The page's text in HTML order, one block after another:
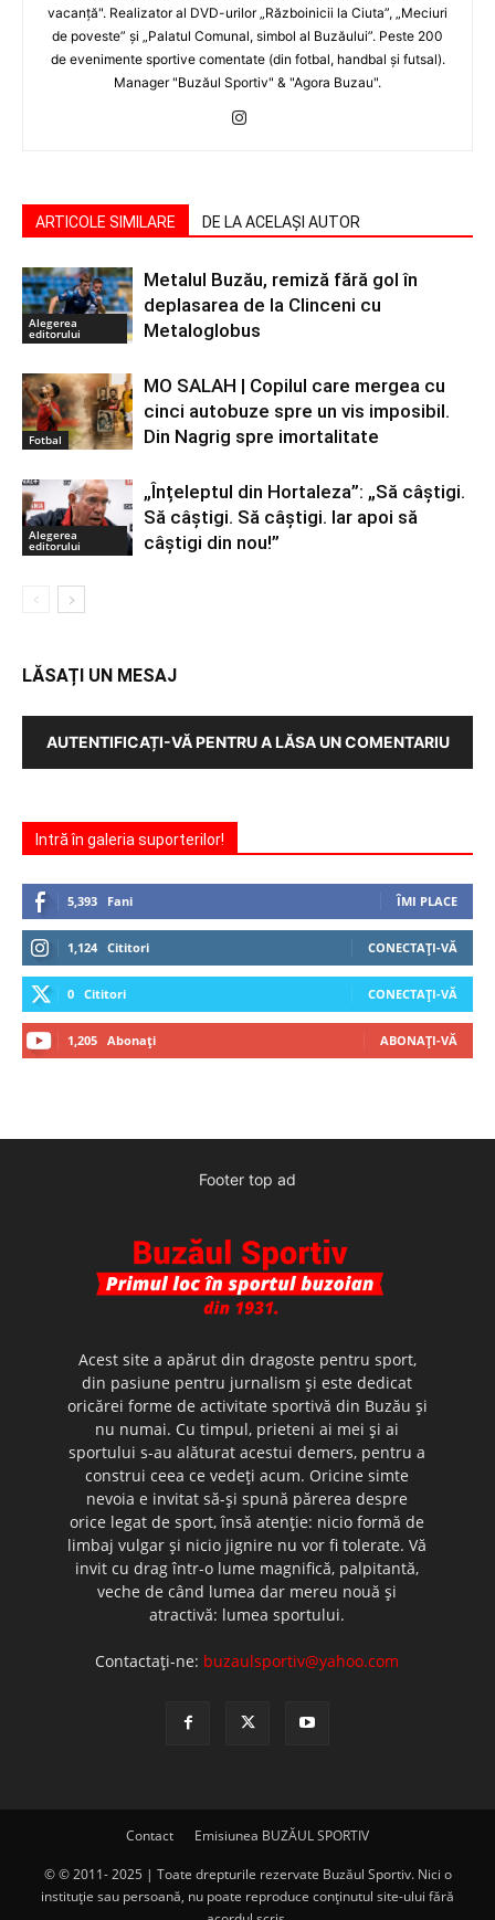
vacanţă". Realizator al DVD-urilor „Războinicii la Ciuta”, „Meciuri
de poveste” şi „Palatul Comunal, simbol al Buzăului”. Peste 200
de evenimente sportive comentate (din fotbal, handbal şi futsal).
Manager "Buzăul Sportiv" & "Agora Buzau".
ARTICOLE SIMILARE DE LA ACELAȘI AUTOR
Alegerea
editorului
Metalul Buzău, remiză fără gol în
deplasarea de la Clinceni cu
Metaloglobus
Fotbal
MO SALAH | Copilul care mergea cu
cinci autobuze spre un vis imposibil.
Din Nagrig spre imortalitate
Alegerea
editorului
„Înțeleptul din Hortaleza”: „Să câștigi.
Să câștigi. Să câștigi. Iar apoi să
câștigi din nou!”
LĂSAȚI UN MESAJ
AUTENTIFICAȚI-VĂ PENTRU A LĂSA UN COMENTARIU
Intră în galeria suporterilor!
5,393 Fani ÎMI PLACE
1,124 Cititori CONECTAȚI-VĂ
0 Cititori CONECTAȚI-VĂ
1,205 Abonați ABONAȚI-VĂ
Footer top ad
Acest site a apărut din dragoste pentru sport,
din pasiune pentru jurnalism şi este dedicat
oricărei forme de activitate sportivă din Buzău şi
nu numai. Cu timpul, prieteni ai mei şi ai
sportului s-au alăturat acestui demers, pentru a
construi ceea ce vedeţi acum. Oricine simte
nevoia e invitat să-şi spună părerea despre
orice legat de sport, însă atenţie: nicio formă de
limbaj vulgar şi nicio jignire nu vor fi tolerate. Vă
invit cu drag într-o lume magnifică, palpitantă,
veche de când lumea dar mereu nouă şi
atractivă: lumea sportului.
Contactați-ne: buzaulsportiv@yahoo.com
Contact Emisiunea BUZĂUL SPORTIV
© © 2011- 2025 | Toate drepturile rezervate Buzăul Sportiv. Nici o
instituţie sau persoană, nu poate reproduce conţinutul site-ului fără